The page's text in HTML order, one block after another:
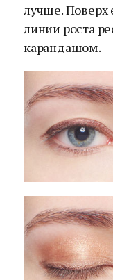
лучше. Поверх
линии роста
карандашом.